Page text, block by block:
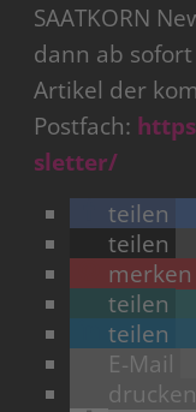
SAATKORN
dann ab sofort
Artikel der
Postfach:
sletter/
teilen
teilen
merken
teilen
teilen
E-Mail
drucken